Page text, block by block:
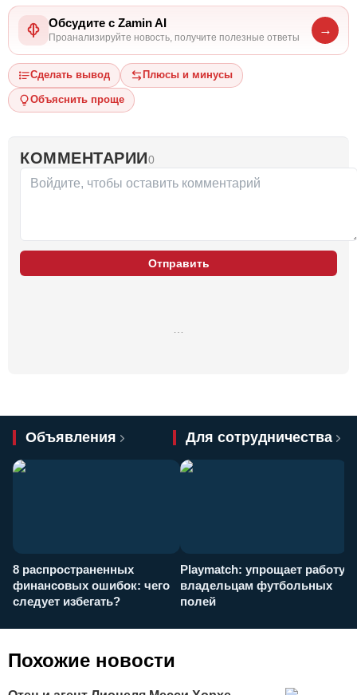
Обсудите с Zamin AI
Проанализируйте новость, получите полезные ответы
→
Сделать вывод Плюсы и минусы
Объяснить проще
КОММЕНТАРИИ0
Отправить
Объявления Для сотрудничества
8 распространенных
финансовых ошибок: чего
следует избегать?
Playmatch: упрощает работу
владельцам футбольных
полей
Похожие новости